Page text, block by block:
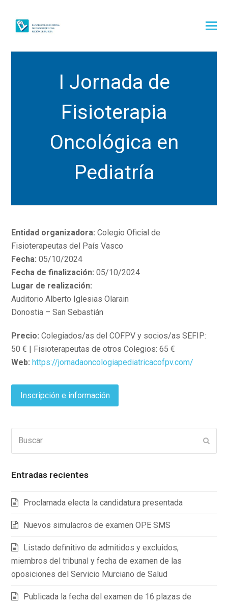
I Jornada de
Fisioterapia
Oncológica en
Pediatría
Entidad organizadora: Colegio Oficial de
Fisioterapeutas del País Vasco
Fecha: 05/10/2024
Fecha de finalización: 05/10/2024
Lugar de realización:
Auditorio Alberto Iglesias Olarain
Donostia – San Sebastián
Precio: Colegiados/as del COFPV y socios/as SEFIP:
50 € | Fisioterapeutas de otros Colegios: 65 €
Web: https://jornadaoncologiapediatricacofpv.com/
Inscripción e información
Entradas recientes
Proclamada electa la candidatura presentada
Nuevos simulacros de examen OPE SMS
Listado definitivo de admitidos y excluidos,
miembros del tribunal y fecha de examen de las
oposiciones del Servicio Murciano de Salud
Publicada la fecha del examen de 16 plazas de